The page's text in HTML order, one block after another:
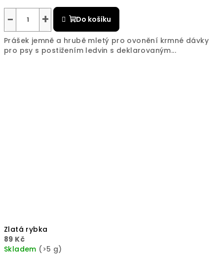
+
− Do košíku
Prášek jemně a hrubě mletý pro ovonění krmné dávky
pro psy s postižením ledvin s deklarovaným...
Zlatá rybka
89 Kč
Skladem (>5 g)